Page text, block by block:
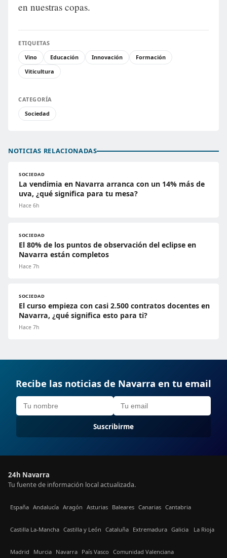
en nuestras copas.
ETIQUETAS
Vino
Educación Innovación
Formación
Viticultura
CATEGORÍA
Sociedad
NOTICIAS RELACIONADAS
SOCIEDAD
La vendimia en Navarra arranca con un 14% más de
uva, ¿qué significa para tu mesa?
Hace 6h
SOCIEDAD
El 80% de los puntos de observación del eclipse en
Navarra están completos
Hace 7h
SOCIEDAD
El curso empieza con casi 2.500 contratos docentes en
Navarra, ¿qué significa esto para ti?
Hace 7h
Recibe las noticias de Navarra en tu email
Suscribirme
24h Navarra
Tu fuente de información local actualizada.
España Andalucía Aragón Asturias Baleares Canarias Cantabria
Castilla La-Mancha Castilla y León Cataluña Extremadura Galicia La Rioja
Madrid Murcia Navarra País Vasco Comunidad Valenciana